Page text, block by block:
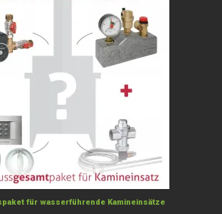
für wasserführende Kamineinsätze